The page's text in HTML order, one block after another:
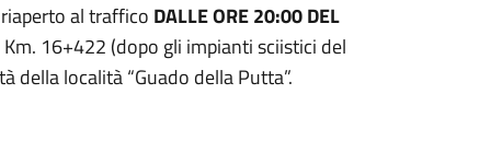
al traffico DALLE ORE 20:00 DEL
16+422 (dopo gli impianti sciistici del
della località “Guado della Putta”.